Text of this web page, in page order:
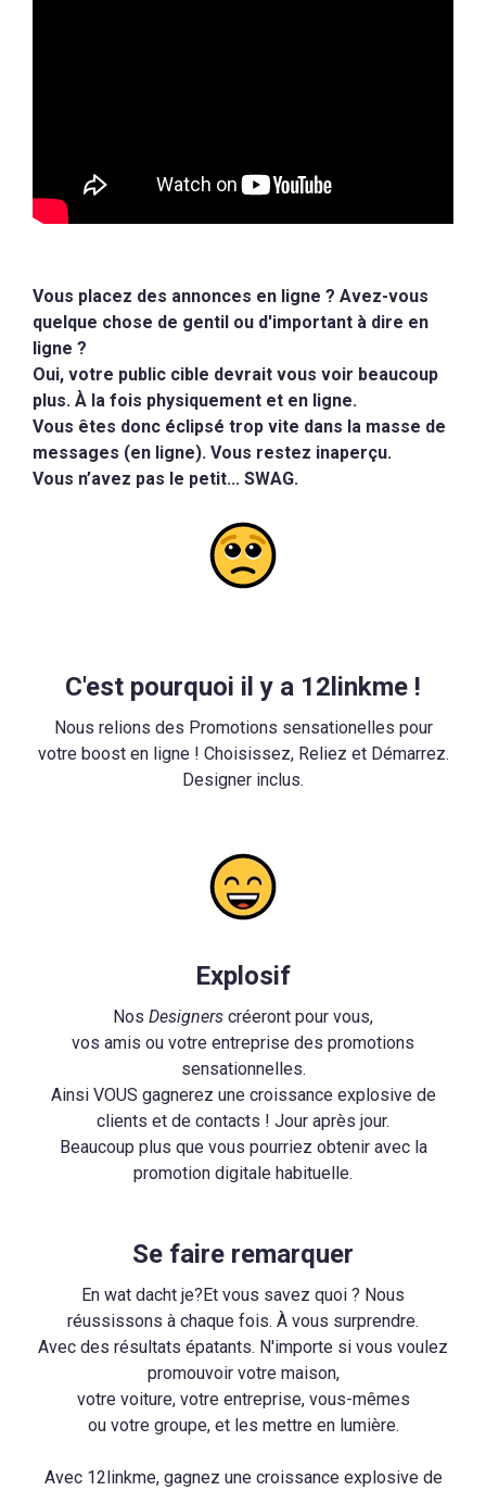
Vous placez des annonces en ligne ? Avez-vous
quelque chose de gentil ou d'important à dire en
ligne ?
Oui, votre public cible devrait vous voir beaucoup
plus. À la fois physiquement et en ligne.
Vous êtes donc éclipsé trop vite dans la masse de
messages (en ligne). Vous restez inaperçu.
Vous n’avez pas le petit... SWAG.
C'est pourquoi il y a 12linkme !
Nous relions des Promotions sensationelles pour
votre boost en ligne ! Choisissez, Reliez et Démarrez.
Designer inclus.
Explosif
Nos Designers créeront pour vous,
vos amis ou votre entreprise des promotions
sensationnelles.
Ainsi VOUS gagnerez une croissance explosive de
clients et de contacts ! Jour après jour.
Beaucoup plus que vous pourriez obtenir avec la
promotion digitale habituelle.
Se faire remarquer
En wat dacht je?Et vous savez quoi ? Nous
réussissons à chaque fois. À vous surprendre.
Avec des résultats épatants. N'importe si vous voulez
promouvoir votre maison,
votre voiture, votre entreprise, vous-mêmes
ou votre groupe, et les mettre en lumière.
Avec 12linkme, gagnez une croissance explosive de